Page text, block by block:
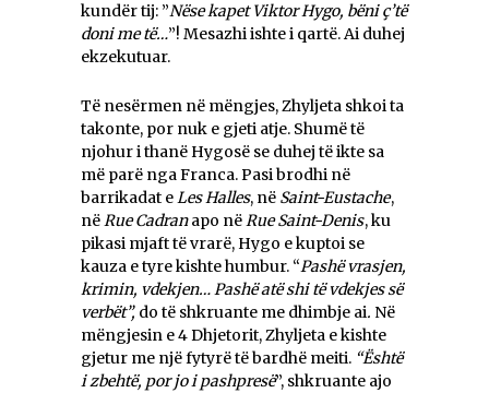
kundër tij: ”Nëse kapet Viktor Hygo, bëni ç’të
doni me të…”! Mesazhi ishte i qartë. Ai duhej
ekzekutuar.
Të nesërmen në mëngjes, Zhyljeta shkoi ta
takonte, por nuk e gjeti atje. Shumë të
njohur i thanë Hygosë se duhej të ikte sa
më parë nga Franca. Pasi brodhi në
barrikadat eLes Halles, në Saint-Eustache,
nëRue Cadranapo nëRue Saint-Denis, ku
pikasi mjaft të vrarë, Hygo e kuptoi se
kauza e tyre kishte humbur. “Pashë vrasjen,
krimin, vdekjen… Pashë atë shi të vdekjes së
verbët”, do të shkruante me dhimbje ai. Në
mëngjesin e 4 Dhjetorit, Zhyljeta e kishte
gjetur me një fytyrë të bardhë meiti. “Ёshtë
i zbehtë, por jo i pashpresë”, shkruante ajo